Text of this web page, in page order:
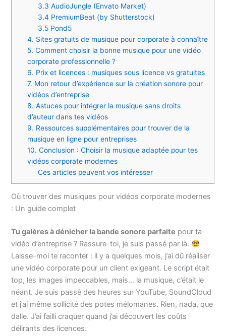
3.3 AudioJungle (Envato Market)
3.4 PremiumBeat (by Shutterstock)
3.5 Pond5
4. Sites gratuits de musique pour corporate à connaître
5. Comment choisir la bonne musique pour une vidéo
corporate professionnelle ?
6. Prix et licences : musiques sous licence vs gratuites
7. Mon retour d’expérience sur la création sonore pour
vidéos d’entreprise
8. Astuces pour intégrer la musique sans droits
d’auteur dans tes vidéos
9. Ressources supplémentaires pour trouver de la
musique en ligne pour entreprises
10. Conclusion : Choisir la musique adaptée pour tes
vidéos corporate modernes
Ces articles peuvent vos intéresser
Où trouver des musiques pour vidéos corporate modernes
: Un guide complet
Tu galères à dénicher la bande sonore parfaite pour ta
vidéo d’entreprise ? Rassure-toi, je suis passé par là.
Laisse-moi te raconter : il y a quelques mois, j’ai dû réaliser
une vidéo corporate pour un client exigeant. Le script était
top, les images impeccables, mais… la musique, c’était le
néant. Je suis passé des heures sur YouTube, SoundCloud
et j’ai même sollicité des potes mélomanes. Rien, nada, que
dalle. J’ai failli craquer quand j’ai découvert les coûts
délirants des licences.